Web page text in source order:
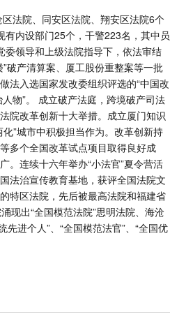
法院、同安区法院、翔安区法院6个
内设部门25个，干警223名，其中员
领导和上级法院指导下，依法审结
破产清算案、厦工股份重整案等一批
法入选国家发改委组织评选的“中国改
物”。 成立破产法庭，跨境破产司法
院改革创新十大举措。成立厦门知识
”城市中积极担当作为。改革创新持
多个全国改革试点项目取得良好成
。连续十六年举办“小法官”夏令营活
法治宣传教育基地，获评全国法院文
特区法院，先后被最高法院和福建省
现出“全国模范法院”思明法院、海沧
进个人”、“全国模范法官”、“全国优